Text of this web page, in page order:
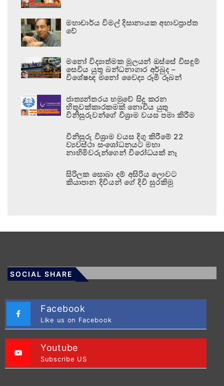
මහාචාර්ය විමල් දිසානායක අභාවප්‍රාප්ත
වේ
මනෝ විද්‍යාත්මක මූලයන් ඔස්සේ විසඳුම්
සෙවිය යුතු බන්ධනාගාර අර්බුද –
විශේෂඥ මනෝ වෛද්‍ය රූමි රූබන්
ජාත්‍යන්තරය හමුවේ සිදු කරන
හිතුවක්කාරකමක් නොවිය යුතු
විනිසුරුවන්ගේ විශ්‍රාම වයස පමා කිරීම
විනිසුරු විශ්‍රාම වයස දිගු කිරීමේ 22
ව්‍යවස්ථා සංශෝධනයට මහා
නාහිමිවරුන්ගෙන් විරෝධයක් නෑ
සිරිලක සොබා දම් අසිරිය ලොවට
කියාපාන දිවියන් ගේ දිවි සුරකිමු
SOCIAL SHARE
Facebook
Like us on Facebook
Youtube
Subscribe US